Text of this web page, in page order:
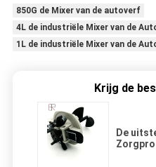
850G de Mixer van de autoverf
4L de industriële Mixer van de
1L de industriële Mixer van de
Krijg de
De